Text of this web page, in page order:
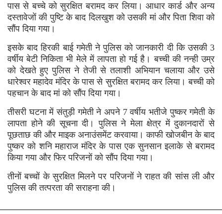
पास से बच्चे को सुरक्षित बरामद कर लिया। आधार कार्ड और अन्य
दस्तावेजों की पुष्टि के बाद दिलखुश को उसकी मां और पिता शिवा को
सौंप दिया गया।
इसके बाद हिरकी बाई गमेती ने पुलिस को जानकारी दी कि उसकी 3
वर्षीय बेटी निकिता भी मेले में लापता हो गई है। बच्ची की नन्ही उम्र
को देखते हुए पुलिस ने तेजी से तलाशी अभियान चलाया और उसे
धारेश्वर महादेव मंदिर के पास से सुरक्षित बरामद कर लिया। बच्ची को
पहचान के बाद मां को सौंप दिया गया।
तीसरी घटना में संतुड़ी गमेती ने अपने 7 वर्षीय भतीजे पुष्कर गमेती के
लापता होने की सूचना दी। पुलिस ने मेला क्षेत्र में दुकानदारों से
पूछताछ की और माइक अनाउंसमेंट करवाया। काफी खोजबीन के बाद
पुष्कर को शनि महाराज मंदिर के पास एक सुनसान इलाके से बरामद
किया गया और फिर परिजनों को सौंप दिया गया।
तीनों बच्चों के सुरक्षित मिलने पर परिजनों ने राहत की सांस ली और
पुलिस की तत्परता की सराहना की।